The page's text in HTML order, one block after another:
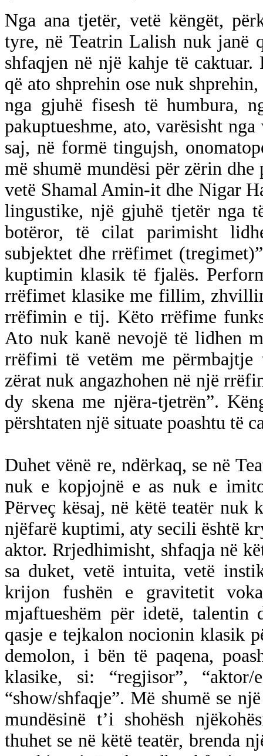
Nga ana tjetër, vetë këngët,
tyre, në Teatrin Lalish nuk janë
shfaqjen në një kahje të
që ato shprehin ose nuk
nga gjuhë fisesh të humbura,
pakuptueshme, ato, varësisht
saj, në formë tingujsh,
më shumë mundësi për zërin
vetë Shamal Amin-it dhe Nigar
lingustike, një gjuhë tjetër nga
botëror, të cilat parimisht
subjektet dhe rrëfimet
kuptimin klasik të fjalës.
rrëfimet klasike me fillim,
rrëfimin e tij. Këto rrëfime
Ato nuk kanë nevojë të lidhen
rrëfimi të vetëm me përmbajtje
zërat nuk angazhohen në një
dy skena me njëra-tjetrën”.
përshtaten një situate poashtu të
Duhet vënë re, ndërkaq, se në
nuk e kopjojnë e as nuk e
Përveç kësaj, në këtë teatër nuk
njëfarë kuptimi, aty secili është
aktor. Rrjedhimisht, shfaqja në
sa duket, vetë intuita, vetë
krijon fushën e gravitetit
mjaftueshëm për idetë,
qasje e tejkalon nocionin klasik
demolon, i bën të paqena,
klasike, si: “regjisor”,
“show/shfaqje”. Më shumë se
mundësinë t’i shohësh
thuhet se në këtë teatër, brenda